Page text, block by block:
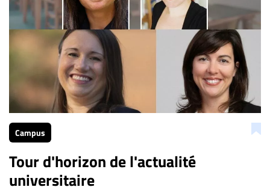
Campus
Tour d'horizon de l'actualité
universitaire